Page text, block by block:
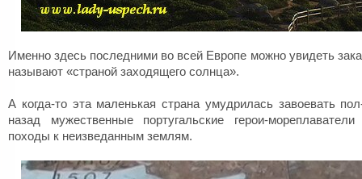
Именно здесь последними во всей Европе можно увидеть
называют «страной заходящего солнца».
А когда-то эта маленькая страна умудрилась завоевать
назад мужественные португальские герои-
походы к неизведанным землям.